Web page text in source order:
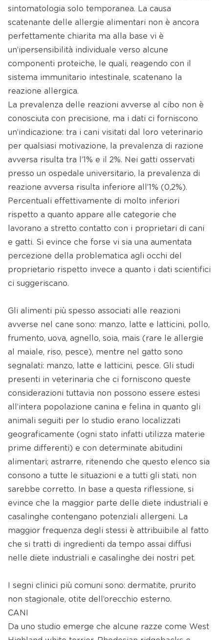
sintomatologia solo temporanea. La causa
scatenante delle allergie alimentari non è ancora
perfettamente chiarita ma alla base vi è
un’ipersensibilità individuale verso alcune
componenti proteiche, le quali, reagendo con il
sistema immunitario intestinale, scatenano la
reazione allergica.
La prevalenza delle reazioni avverse al cibo non è
conosciuta con precisione, ma i dati ci forniscono
un’indicazione: tra i cani visitati dal loro veterinario
per qualsiasi motivazione, la prevalenza di razione
avversa risulta tra l’1% e il 2%. Nei gatti osservati
presso un ospedale universitario, la prevalenza di
reazione avversa risulta inferiore all’1% (0,2%).
Percentuali effettivamente di molto inferiori
rispetto a quanto appare alle categorie che
lavorano a stretto contatto con i proprietari di cani
e gatti. Si evince che forse vi sia una aumentata
percezione della problematica agli occhi del
proprietario rispetto invece a quanto i dati scientifici
ci suggeriscano.
Gli alimenti più spesso associati alle reazioni
avverse nel cane sono: manzo, latte e latticini, pollo,
frumento, uova, agnello, soia, mais (rare le allergie
al maiale, riso, pesce), mentre nel gatto sono
segnalati: manzo, latte e latticini, pesce. Gli studi
presenti in veterinaria che ci forniscono queste
considerazioni tuttavia non possono essere estesi
all’intera popolazione canina e felina in quanto gli
animali seguiti per lo studio erano localizzati
geograficamente (ogni stato infatti utilizza materie
prime differenti) e con determinate abitudini
alimentari; astrarre, ritenendo che questo elenco sia
consono a tutte le situazioni e a tutti gli stati, non
sarebbe corretto. In base a questa riflessione, si
evince che la maggior parte delle diete industriali e
casalinghe contengano potenziali allergeni. La
maggior frequenza degli stessi è attribuibile al fatto
che si tratti di ingredienti da tempo assai diffusi
nelle diete industriali e casalinghe dei nostri pet.
I segni clinici più comuni sono: dermatite, prurito
non stagionale, otite dell’orecchio esterno.
CANI
Da uno studio emerge che alcune razze come West